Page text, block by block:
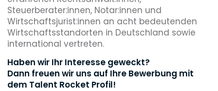
Steuerberater:innen, Notar:innen und
Wirtschaftsjurist:innen an acht bedeutenden
Wirtschaftsstandorten in Deutschland sowie
international vertreten.
Haben wir Ihr Interesse geweckt?
Dann freuen wir uns auf Ihre Bewerbung mit
dem Talent Rocket Profil!